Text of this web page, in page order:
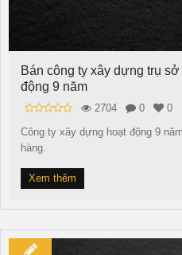
Bán công ty xây dựng trụ
động 9 năm
2704 0
0
Công ty xây dựng hoạt động 9
hàng.
Xem thêm